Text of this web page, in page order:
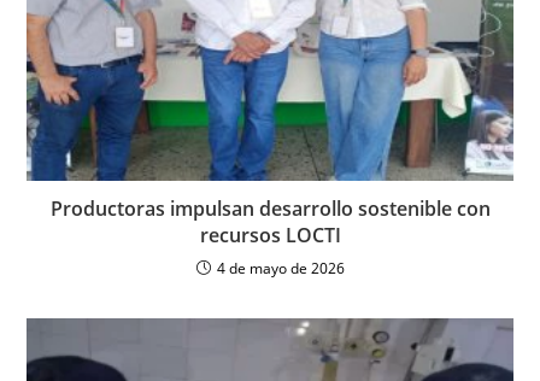
Productoras impulsan desarrollo sostenible con
recursos LOCTI
4 de mayo de 2026